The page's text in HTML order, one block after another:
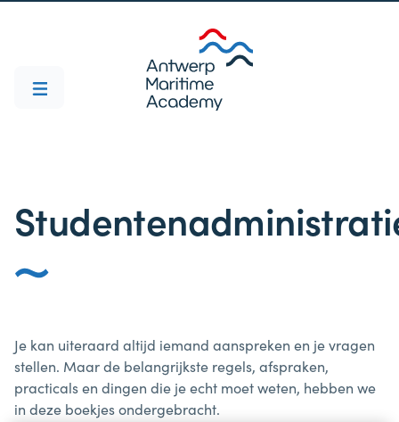
Je kan uiteraard altijd iemand aanspreken en je vragen
stellen. Maar de belangrijkste regels, afspraken,
practicals en dingen die je echt moet weten, hebben we
in deze boekjes ondergebracht.